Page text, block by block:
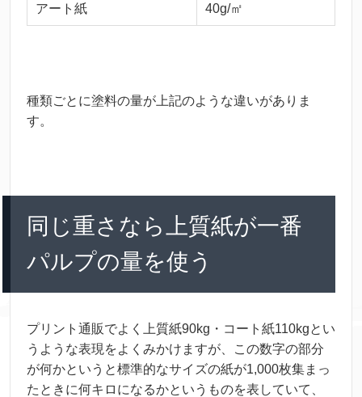
アート 紙 40g/㎡
種類ごとに塗料の量が 上記のような違いがありま
す。
同 じ重さなら 上質紙が一番
パルプの量を使 う
プリント 通販でよく 上質紙90kg・コート 紙110kgとい
うような表現 をよくみかけますが、この数字の部分
が何かというと標準的なサイズの紙が1,000枚集まっ
たときに何キロになるかというものを表 していて、